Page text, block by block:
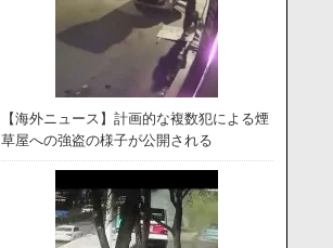
【海外ニュース】計画的な複数犯による煙
草屋への強盗の様子が公開される